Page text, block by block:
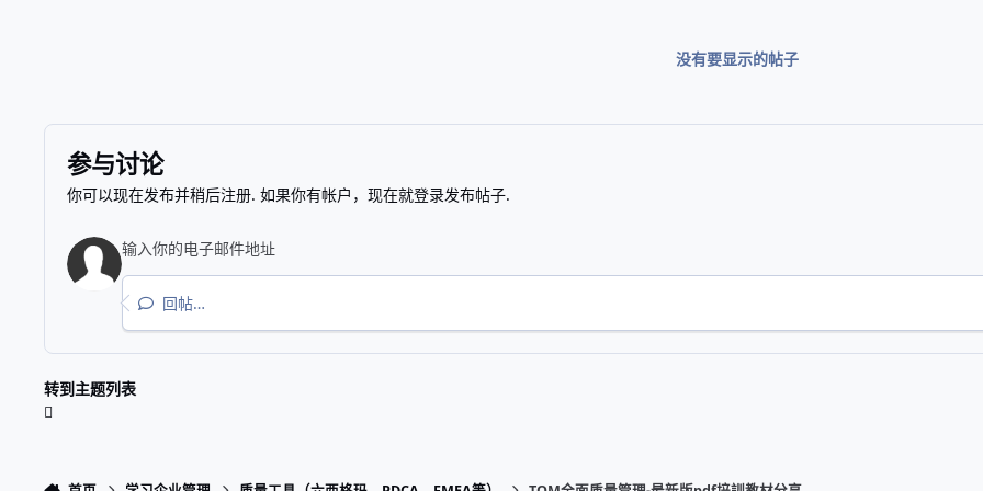
没有要显示的帖子
参与讨论
你可以现在发布并稍后注册. 如果你有帐户， 现在就登录发布帖子.
回帖…
转到主题列表